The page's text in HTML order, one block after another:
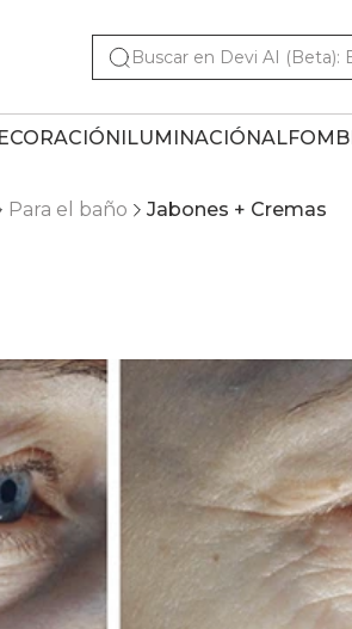
ILUMINACIÓN
Para el baño Jabones + Cremas